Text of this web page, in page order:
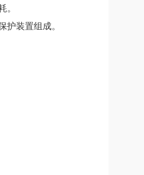
。
装置组成。